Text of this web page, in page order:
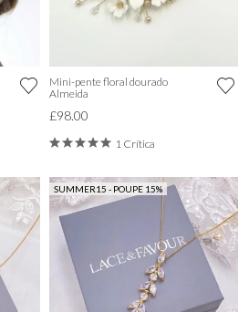
Mini-pente floral dourado
Almeida
£98.00
1 Crítica
SUMMER15 - POUPE 15%